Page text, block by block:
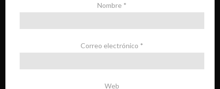
Nombre *
Correo electrónico *
Web